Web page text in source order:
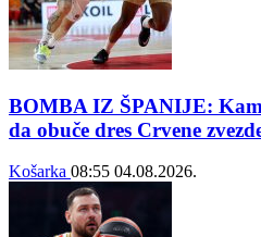
BOMBA IZ ŠPANIJE:
da obuče dres Crvene
Košarka 08:55 04.08.2026.